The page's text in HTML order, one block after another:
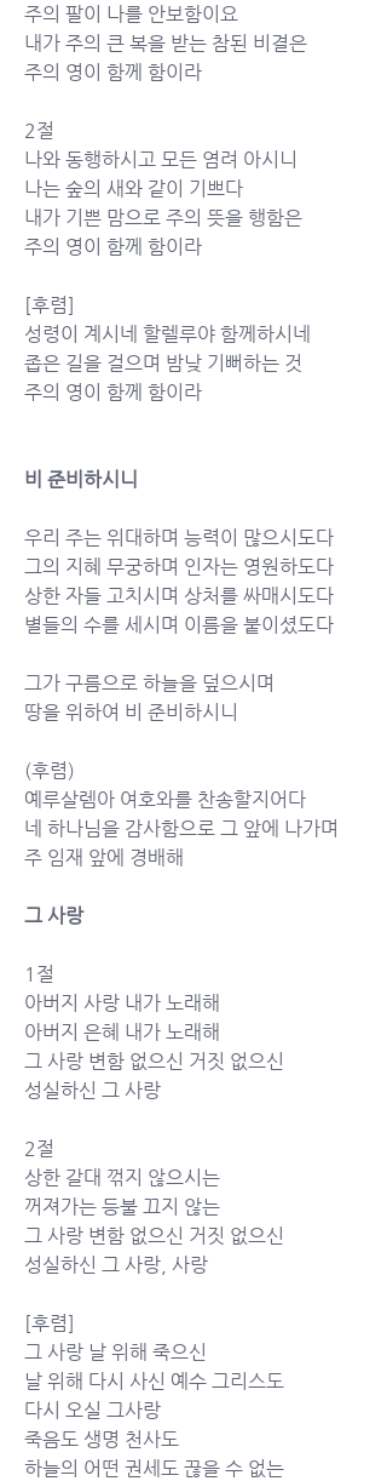
주의 팔이 나를 안보함이요
내가 주의 큰 복을 받는 참된 비결은
주의 영이 함께 함이라
2절
나와 동행하시고 모든 염려 아시니
나는 숲의 새와 같이 기쁘다
내가 기쁜 맘으로 주의 뜻을 행함은
주의 영이 함께 함이라
[후렴]
성령이 계시네 할렐루야 함께하시네
좁은 길을 걸으며 밤낮 기뻐하는 것
주의 영이 함께 함이라
비 준비하시니
우리 주는 위대하며 능력이 많으시도다
그의 지혜 무궁하며 인자는 영원하도다
상한 자들 고치시며 상처를 싸매시도다
별들의 수를 세시며 이름을 붙이셨도다
그가 구름으로 하늘을 덮으시며
땅을 위하여 비 준비하시니
(후렴)
예루살렘아 여호와를 찬송할지어다
네 하나님을 감사함으로 그 앞에 나가며
주 임재 앞에 경배해
그 사랑
1절
아버지 사랑 내가 노래해
아버지 은혜 내가 노래해
그 사랑 변함 없으신 거짓 없으신
성실하신 그 사랑
2절
상한 갈대 꺾지 않으시는
꺼져가는 등불 끄지 않는
그 사랑 변함 없으신 거짓 없으신
성실하신 그 사랑, 사랑
[후렴]
그 사랑 날 위해 죽으신
날 위해 다시 사신 예수 그리스도
다시 오실 그사랑
죽음도 생명 천사도
하늘의 어떤 권세도 끊을 수 없는